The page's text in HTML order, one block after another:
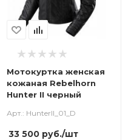
Мотокуртка женская
кожаная Rebelhorn
Hunter II черный
Арт.: HunterII_01_D
33 500руб./шт